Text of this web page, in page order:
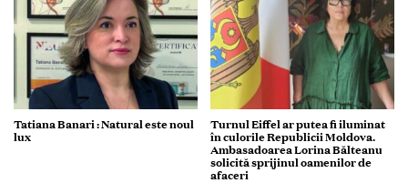
Tatiana Banari : Natural este noul
lux
Turnul Eiffel ar putea fi iluminat
în culorile Republicii Moldova.
Ambasadoarea Lorina Bălteanu
solicită sprijinul oamenilor de
afaceri